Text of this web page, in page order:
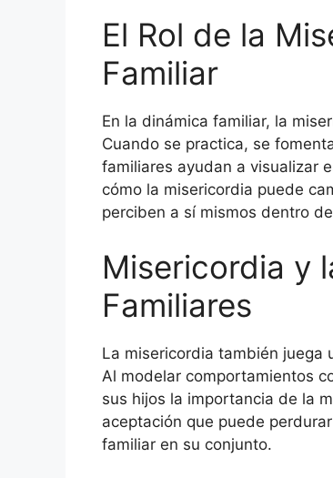
El Rol de la
Familiar
En la dinámica familiar, la
Cuando se practica, se
familiares ayudan a visualizar
cómo la misericordia puede
perciben a sí mismos dentro
Misericordia y
Familiares
La misericordia también juega
Al modelar comportamientos
sus hijos la importancia de la
aceptación que puede
familiar en su conjunto.